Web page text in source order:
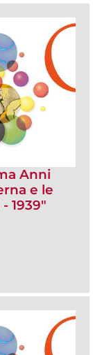
Anni
e le
1939"